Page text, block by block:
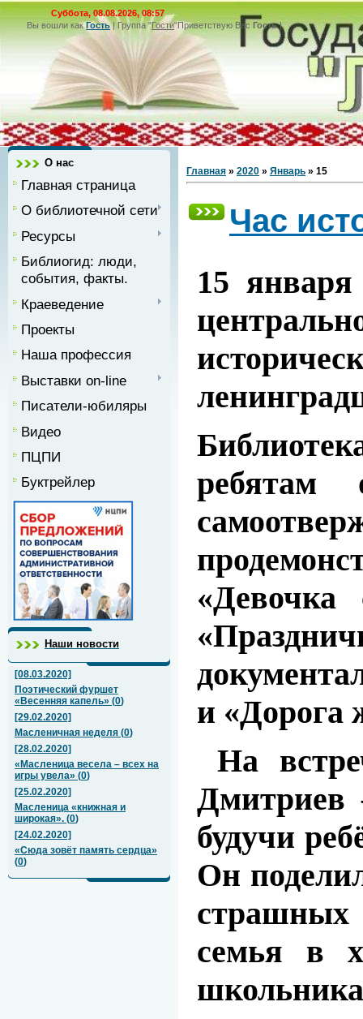
Суббота, 08.08.2026, 08:57
Вы вошли как Гость|Группа"Гости"Приветствую Вас Гость|
О нас
Главная страница
О библиотечной сети
Ресурсы
Библиогид: люди,
события, факты.
Краеведение
Проекты
Наша профессия
Выставки on-line
Писатели-юбиляры
Видео
ПЦПИ
Буктрейлер
Наши новости
[08.03.2020]
Поэтический фуршет
«Весенняя капель» (0)
[29.02.2020]
Масленичная неделя (0)
[28.02.2020]
«Масленица весела – всех на
игры увела» (0)
[25.02.2020]
Масленица «книжная и
широкая». (0)
[24.02.2020]
«Сюда зовёт память сердца»
(0)
Главная » 2020 » Январь » 15
Час
15
«Девочка
и «Дорога
На
Дмитриев
будучи
Он
семья в